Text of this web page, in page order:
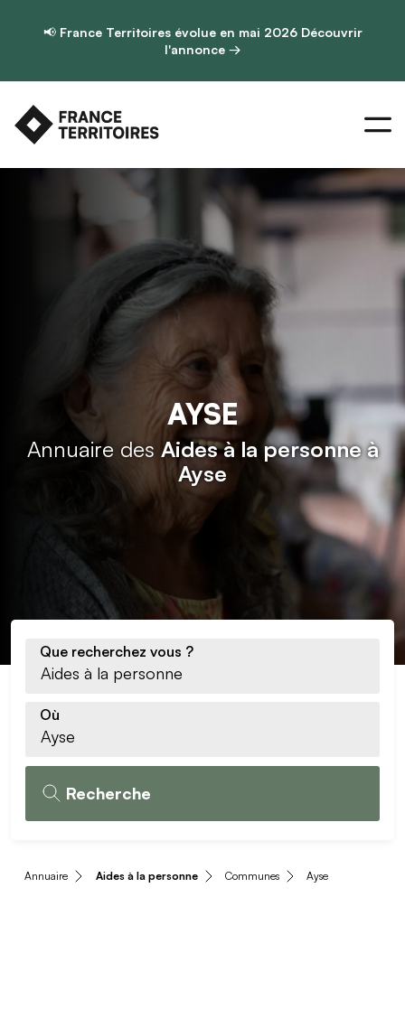
📢 France Territoires évolue en mai 2026 Découvrir
l'annonce →
AYSE
Annuaire des Aides à la personne à
Ayse
Que recherchez vous ?
Où
Recherche
Annuaire Aides à la personne Communes Ayse